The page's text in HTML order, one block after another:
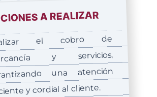
A REALIZAR
el cobro de
y servicios,
una atención
y cordial al cliente.